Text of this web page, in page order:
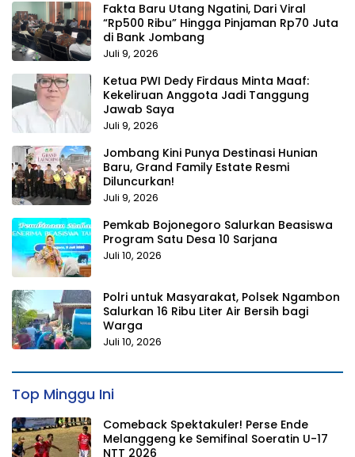
Fakta Baru Utang Ngatini, Dari Viral
“Rp500 Ribu” Hingga Pinjaman Rp70 Juta
di Bank Jombang
Juli 9, 2026
Ketua PWI Dedy Firdaus Minta Maaf:
Kekeliruan Anggota Jadi Tanggung
Jawab Saya
Juli 9, 2026
Jombang Kini Punya Destinasi Hunian
Baru, Grand Family Estate Resmi
Diluncurkan!
Juli 9, 2026
Pemkab Bojonegoro Salurkan Beasiswa
Program Satu Desa 10 Sarjana
Juli 10, 2026
Polri untuk Masyarakat, Polsek Ngambon
Salurkan 16 Ribu Liter Air Bersih bagi
Warga
Juli 10, 2026
Top Minggu Ini
Comeback Spektakuler! Perse Ende
Melanggeng ke Semifinal Soeratin U-17
NTT 2026